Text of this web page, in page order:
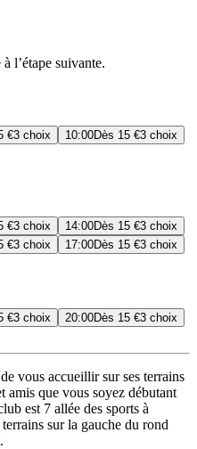
l’étape suivante.
€3 choix 10:00Dès 15 €3 choix
€3 choix 14:00Dès 15 €3 choix
€3 choix 17:00Dès 15 €3 choix
€3 choix 20:00Dès 15 €3 choix
vous accueillir sur ses terrains
amis que vous soyez débutant
est 7 allée des sports à
sur la gauche du rond